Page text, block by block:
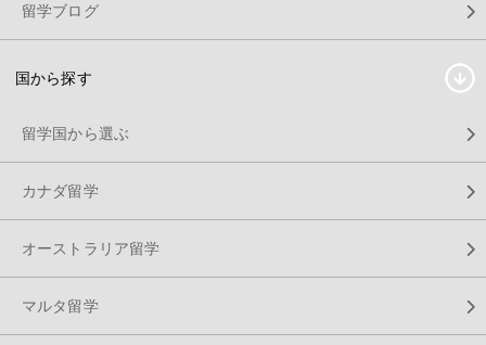
留学ブログ
国から探す
留学国から選ぶ
カナダ留学
オーストラリア留学
マルタ留学